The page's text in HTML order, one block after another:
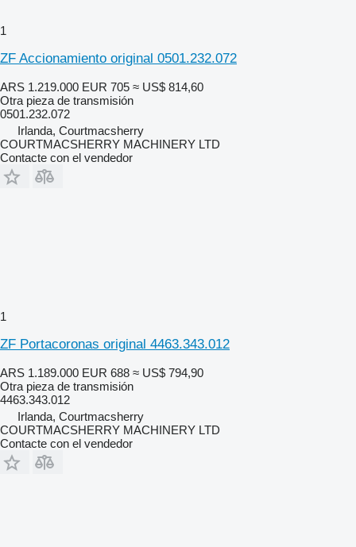
1
ZF Accionamiento original 0501.232.072
ARS 1.219.000 EUR 705 ≈ US$ 814,60
Otra pieza de transmisión
0501.232.072
Irlanda, Courtmacsherry
COURTMACSHERRY MACHINERY LTD
Contacte con el vendedor
1
ZF Portacoronas original 4463.343.012
ARS 1.189.000 EUR 688 ≈ US$ 794,90
Otra pieza de transmisión
4463.343.012
Irlanda, Courtmacsherry
COURTMACSHERRY MACHINERY LTD
Contacte con el vendedor